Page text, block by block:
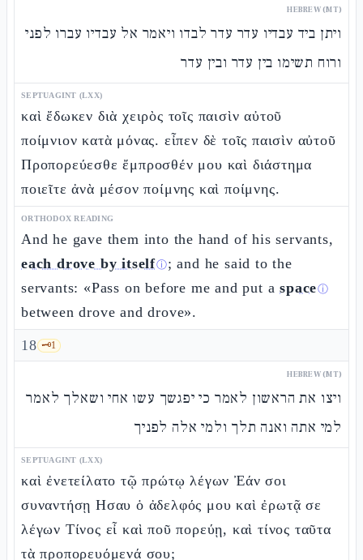
HEBREW (MT)
ויתן ביד עבדיו עדר עדר לבדו ויאמר אל עבדיו עברו לפני
ורוח תשימו בין עדר ובין עדר
SEPTUAGINT (LXX)
καὶ ἔδωκεν διὰ χειρὸς τοῖς παισὶν αὐτοῦ
ποίμνιον κατὰ μόνας. εἶπεν δὲ τοῖς παισὶν αὐτοῦ
Προπορεύεσθε ἔμπροσθέν μου καὶ διάστημα
ποιεῖτε ἀνὰ μέσον ποίμνης καὶ ποίμνης.
ORTHODOX READING
And he gave them into the hand of his servants,
each drove by itselfⓘ; and he said to the
servants: «Pass on before me and put aspaceⓘ
between drove and drove».
18 🗝️1
HEBREW (MT)
ויצו את הראשון לאמר כי יפגשך עשו אחי ושאלך לאמר
למי אתה ואנה תלך ולמי אלה לפניך
SEPTUAGINT (LXX)
καὶ ἐνετείλατο τῷ πρώτῳ λέγων Ἐάν σοι
συναντήσῃ Ησαυ ὁ ἀδελφός μου καὶ ἐρωτᾷ σε
λέγων Τίνος εἶ καὶ ποῦ πορεύῃ, καὶ τίνος ταῦτα
τὰ προπορευόμενά σου;